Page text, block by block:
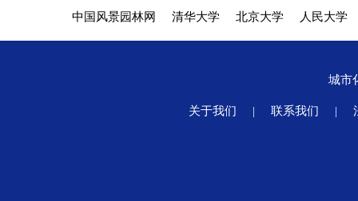
中国风景园林网 清华大学 北京大学 人民大学
城市
关于我们 | 联系我们 |